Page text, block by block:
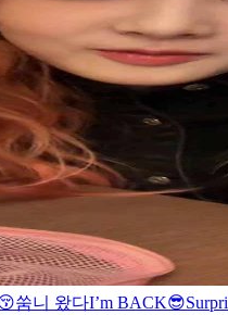
쑴니 왔다I’m BACK😎